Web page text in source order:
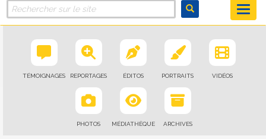
TÉMOIGNAGES REPORTAGES ÉDITOS PORTRAITS VIDÉOS
PHOTOS MÉDIATHÈQUE ARCHIVES